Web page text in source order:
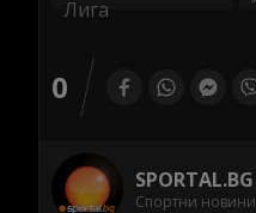
0
SPORTAL.BG
Спортни новини